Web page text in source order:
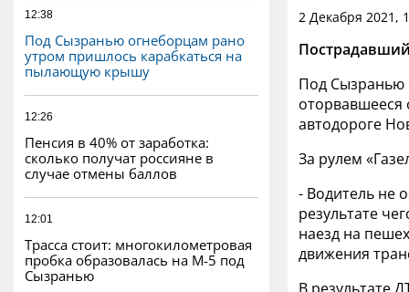
12:38
Под Сызранью огнеборцам рано
утром пришлось карабкаться на
пылающую крышу
12:26
Пенсия в 40% от заработка:
сколько получат россияне в
случае отмены баллов
12:01
Трасса стоит: многокилометровая
пробка образовалась на М-5 под
Сызранью
2 Декабря 2021,
Под Сызранью
оторвавшееся
автодороге
За рулем
- Водитель не
результате
наезд на
движения